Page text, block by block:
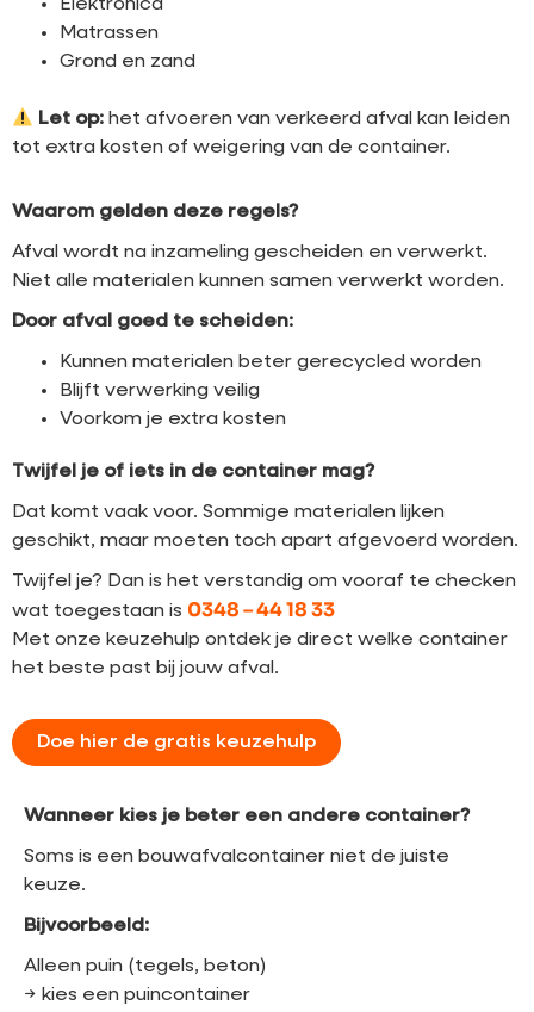
Elektronica
Matrassen
Grond en zand
Let op: het afvoeren van verkeerd afval kan leiden
tot extra kosten of weigering van de container.
Waarom gelden deze regels?
Afval wordt na inzameling gescheiden en verwerkt.
Niet alle materialen kunnen samen verwerkt worden.
Door afval goed te scheiden:
Kunnen materialen beter gerecycled worden
Blijft verwerking veilig
Voorkom je extra kosten
Twijfel je of iets in de container mag?
Dat komt vaak voor. Sommige materialen lijken
geschikt, maar moeten toch apart afgevoerd worden.
Twijfel je? Dan is het verstandig om vooraf te checken
wat toegestaan is 0348 – 44 18 33
Met onze keuzehulp ontdek je direct welke container
het beste past bij jouw afval.
Doe hier de gratis keuzehulp
Wanneer kies je beter een andere container?
Soms is een bouwafvalcontainer niet de juiste
keuze.
Bijvoorbeeld:
Alleen puin (tegels, beton)
→ kies een puincontainer